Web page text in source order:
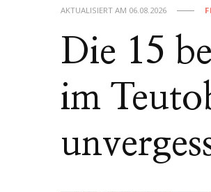
AKTUALISIERT AM 06.08.2026
Die 15
im